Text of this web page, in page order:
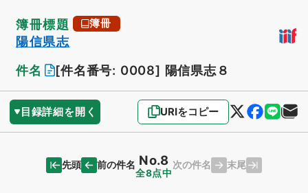
簿冊標題 簿冊
陽信県志
件名
[件名番号: 0008] 陽信県志８
目録詳細を開く URIをコピー
先頭 前の件名 No.8
全8点中
次の件名 末尾